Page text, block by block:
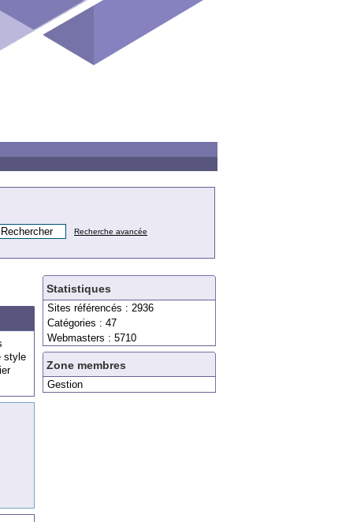
Recherche avancée
Statistiques
Sites référencés : 2936
Catégories : 47
Webmasters : 5710
Zone membres
Gestion
style
ier